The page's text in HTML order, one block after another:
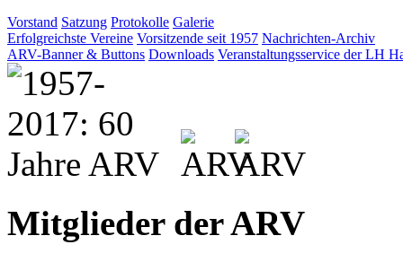
Vorstand Satzung Protokolle Galerie
Erfolgreichste Vereine Vorsitzende seit 1957 Nachrichten-Archiv
ARV-Banner & Buttons Downloads Veranstaltungsservice der LH
Mitglieder der ARV